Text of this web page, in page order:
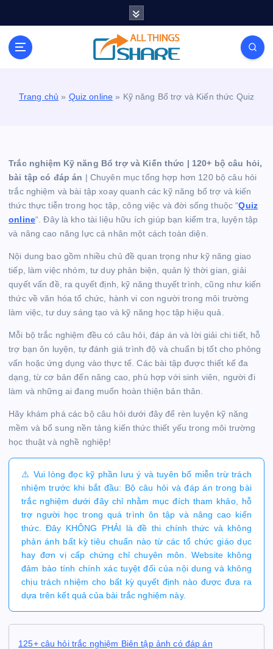
Personal Blog | Knowledge | Technology | Tips |
Pets | Life
Trang chủ » Quiz online » Kỹ năng Bổ trợ và Kiến thức Quiz
Trắc nghiệm Kỹ năng Bổ trợ và Kiến thức | 120+ bộ câu hỏi,
bài tập có đáp án | Chuyên mục tổng hợp hơn 120 bộ câu hỏi
trắc nghiệm và bài tập xoay quanh các kỹ năng bổ trợ và kiến
thức thực tiễn trong học tập, công việc và đời sống thuộc “Quiz
online“. Đây là kho tài liệu hữu ích giúp bạn kiểm tra, luyện tập
và nâng cao năng lực cá nhân một cách toàn diện.
Nội dung bao gồm nhiều chủ đề quan trọng như kỹ năng giao
tiếp, làm việc nhóm, tư duy phản biện, quản lý thời gian, giải
quyết vấn đề, ra quyết định, kỹ năng thuyết trình, cũng như kiến
thức về văn hóa tổ chức, hành vi con người trong môi trường
làm việc, tư duy sáng tạo và kỹ năng học tập hiệu quả.
Mỗi bộ trắc nghiệm đều có câu hỏi, đáp án và lời giải chi tiết, hỗ
trợ bạn ôn luyện, tự đánh giá trình độ và chuẩn bị tốt cho phỏng
vấn hoặc ứng dụng vào thực tế. Các bài tập được thiết kế đa
dạng, từ cơ bản đến nâng cao, phù hợp với sinh viên, người đi
làm và những ai đang muốn hoàn thiện bản thân.
Hãy khám phá các bộ câu hỏi dưới đây để rèn luyện kỹ năng
mềm và bổ sung nền tảng kiến thức thiết yếu trong môi trường
học thuật và nghề nghiệp!
⚠️ Vui lòng đọc kỹ phần lưu ý và tuyên bố miễn trừ trách
nhiệm trước khi bắt đầu: Bộ câu hỏi và đáp án trong bài
trắc nghiệm dưới đây chỉ nhằm mục đích tham khảo, hỗ
trợ người học trong quá trình ôn tập và nâng cao kiến
thức. Đây KHÔNG PHẢI là đề thi chính thức và không
phản ánh bất kỳ tiêu chuẩn nào từ các tổ chức giáo dục
hay đơn vị cấp chứng chỉ chuyên môn. Website không
đảm bảo tính chính xác tuyệt đối của nội dung và không
chịu trách nhiệm cho bất kỳ quyết định nào được đưa ra
dựa trên kết quả của bài trắc nghiệm này.
125+ câu hỏi trắc nghiệm Biên tập ảnh có đáp án